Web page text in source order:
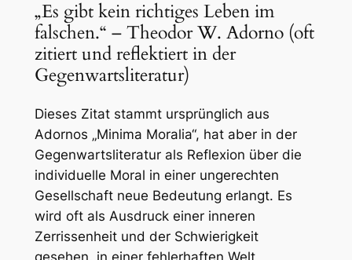
„Es gibt kein richtiges Leben im
falschen.“ – Theodor W. Adorno (oft
zitiert und reflektiert in der
Gegenwartsliteratur)
Dieses Zitat stammt ursprünglich aus
Adornos „Minima Moralia“, hat aber in der
Gegenwartsliteratur als Reflexion über die
individuelle Moral in einer ungerechten
Gesellschaft neue Bedeutung erlangt. Es
wird oft als Ausdruck einer inneren
Zerrissenheit und der Schwierigkeit
gesehen, in einer fehlerhaften Welt